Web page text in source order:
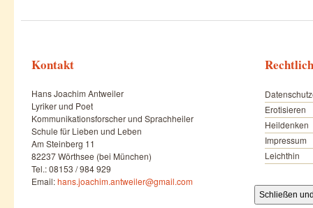
Kontakt
Hans Joachim Antweiler
Lyriker und Poet
Kommunikationsforscher und Sprachheiler
Schule für Lieben und Leben
Am Steinberg 11
82237 Wörthsee (bei München)
Tel.: 08153 / 984 929
Email:hans.joachim.antweiler@gmail.com
Erotisieren
Heildenken
Impressum
Leichthin